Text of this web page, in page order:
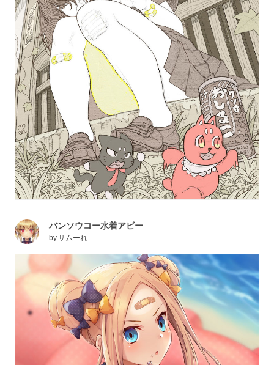
バンソウコー水着アビー
byサムーれ